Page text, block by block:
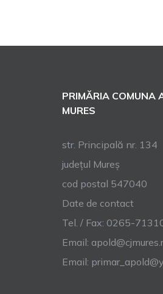
PRIMĂRIA COMUNA
MURES
str. Principală nr. 134
județul Mureș
cod postal 547040
Date de contact
Tel. / Fax: 0265-
Email:
Email: